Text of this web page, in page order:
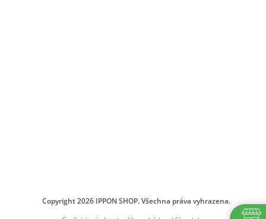
Copyright 2026 IPPON SHOP. Všechna práva vyhrazena.